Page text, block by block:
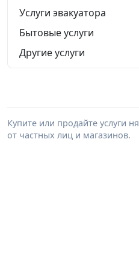
Услуги эвакуатора
Бытовые услуги
Другие услуги
Купите или продайте услуги
от частных лиц и магазинов.